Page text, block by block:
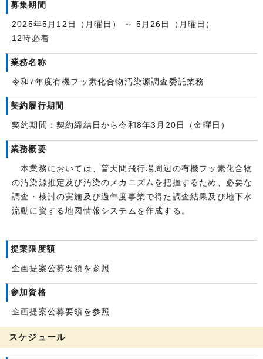
募集期間
2025年5月12日（月曜日） ～ 5月26日（月曜日）
12時必着
業務名称
令和7年度有機フッ素化合物汚染源調査委託業務
契約履行期間
契約期間：契約締結日から令和8年3月20日（金曜日）
業務概要
本業務においては、普天間飛行場周辺の有機フッ素化合物
の汚染源推定及び汚染のメカニズムを把握するため、必要な
調査・検討の実施及び過年度事業で得た調査結果及び地下水
流動に資する地図情報システムを作成する。
提案限度額
企画提案公募要領を参照
参加資格
企画提案公募要領を参照
スケジュール